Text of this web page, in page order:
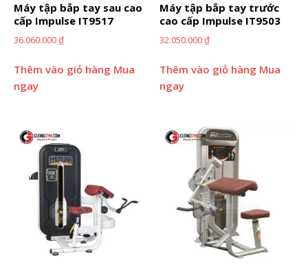
Máy tập bắp tay sau cao
cấp Impulse IT9517
36.060.000₫
Thêm vào giỏ hàng Mua
ngay
Máy tập bắp tay trước
cao cấp Impulse IT9503
32.050.000₫
Thêm vào giỏ hàng Mua
ngay